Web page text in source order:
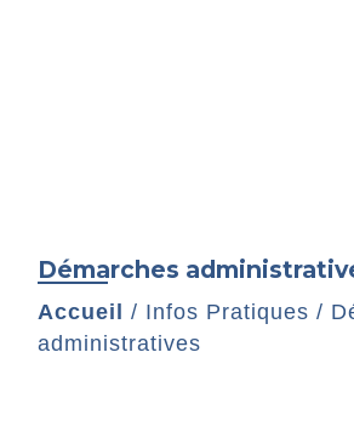
Démarches
Accueil / Infos Pratiques /
administratives